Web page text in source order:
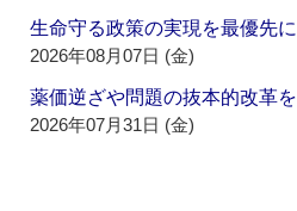
生命守る政策の実現を最優先に
2026年08月07日 (金)
薬価逆ざや問題の抜本的改革を
2026年07月31日 (金)